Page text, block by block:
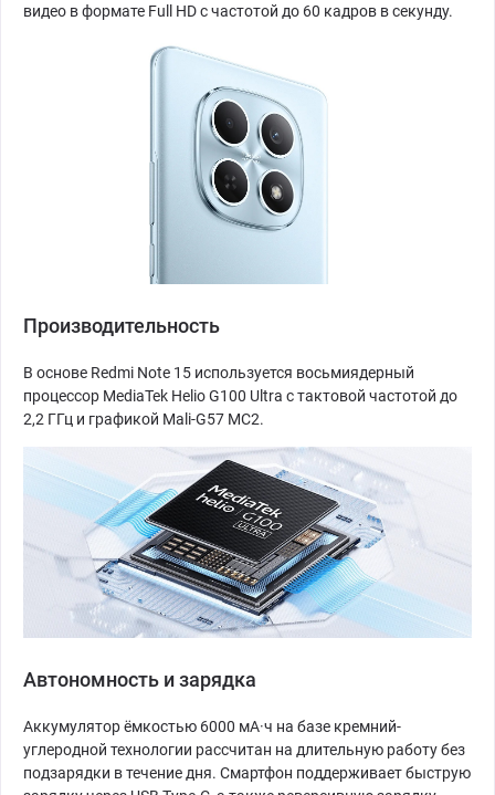
видео в формате Full HD с частотой до 60 кадров в секунду.
Производительность
В основе Redmi Note 15 используется восьмиядерный
процессор MediaTek Helio G100 Ultra с тактовой частотой до
2,2 ГГц и графикой Mali-G57 MC2.
Автономность и зарядка
Аккумулятор ёмкостью 6000 мА·ч на базе кремний-
углеродной технологии рассчитан на длительную работу без
подзарядки в течение дня. Смартфон поддерживает быструю